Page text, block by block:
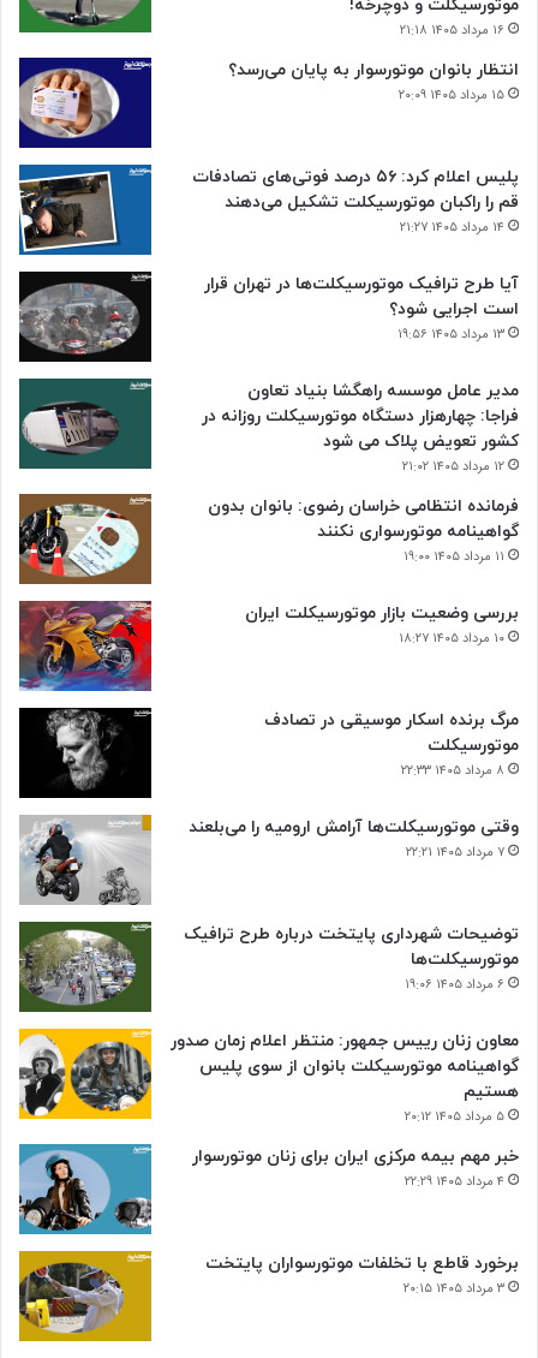
موتورسیکلت و دوچرخه!
۱۶ مرداد ۱۴۰۵ ۲۱:۱۸
انتظار بانوان موتورسوار به پایان می‌رسد؟
۱۵ مرداد ۱۴۰۵ ۲۰:۰۹
پلیس اعلام کرد: ۵۶ درصد فوتی‌های تصادفات
قم را راکبان موتورسیکلت تشکیل می‌دهند
۱۴ مرداد ۱۴۰۵ ۲۱:۲۷
آیا طرح ترافیک موتورسیکلت‌ها در تهران قرار
است اجرایی شود؟
۱۳ مرداد ۱۴۰۵ ۱۹:۵۶
مدیر عامل موسسه راهگشا بنیاد تعاون
فراجا: چهارهزار دستگاه موتورسیکلت روزانه در
کشور تعویض پلاک می شود
۱۲ مرداد ۱۴۰۵ ۲۱:۰۲
فرمانده انتظامی خراسان رضوی: بانوان بدون
گواهینامه موتورسواری نکنند
۱۱ مرداد ۱۴۰۵ ۱۹:۰۰
بررسی وضعیت بازار موتورسیکلت ایران
۱۰ مرداد ۱۴۰۵ ۱۸:۲۷
مرگ برنده اسکار موسیقی در تصادف
موتورسیکلت
۸ مرداد ۱۴۰۵ ۲۲:۳۳
وقتی موتورسیکلت‌ها آرامش ارومیه را می‌بلعند
۷ مرداد ۱۴۰۵ ۲۲:۲۱
توضیحات شهرداری پایتخت درباره طرح ترافیک
موتورسیکلت‌ها
۶ مرداد ۱۴۰۵ ۱۹:۰۶
معاون زنان رییس جمهور: منتظر اعلام زمان صدور
گواهینامه موتورسیکلت بانوان از سوی پلیس
هستیم
۵ مرداد ۱۴۰۵ ۲۰:۱۲
خبر مهم بیمه مرکزی ایران برای زنان موتورسوار
۴ مرداد ۱۴۰۵ ۲۲:۲۹
برخورد قاطع با تخلفات موتورسواران پایتخت
۳ مرداد ۱۴۰۵ ۲۰:۱۵